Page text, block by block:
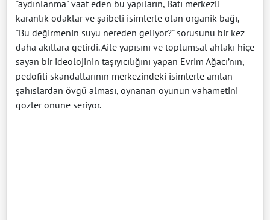
"aydınlanma" vaat eden bu yapıların, Batı merkezli
karanlık odaklar ve şaibeli isimlerle olan organik bağı,
"Bu değirmenin suyu nereden geliyor?" sorusunu bir kez
daha akıllara getirdi. Aile yapısını ve toplumsal ahlakı hiçe
sayan bir ideolojinin taşıyıcılığını yapan Evrim Ağacı’nın,
pedofili skandallarının merkezindeki isimlerle anılan
şahıslardan övgü alması, oynanan oyunun vahametini
gözler önüne seriyor.